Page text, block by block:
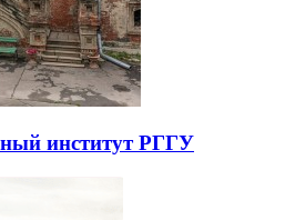
институт РГГУ